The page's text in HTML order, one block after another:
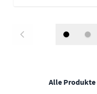
Alle Produkte